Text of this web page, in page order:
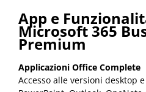
App e
Microsoft 365
Premium
Applicazioni Office Complete
Accesso alle versioni desktop